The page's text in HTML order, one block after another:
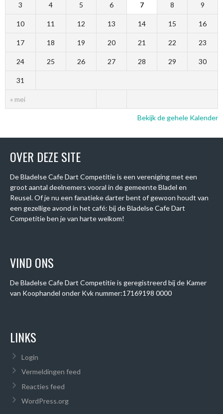
« mei
3 4 5 6 7 8 9
10 11 12 13 14 15 16
17 18 19 20 21 22 23
24 25 26 27 28 29 30
31
Bekijk de gehele Kalender
OVER DEZE SITE
De Bladelse Cafe Dart Competitie is een vereniging met een
groot aantal deelnemers vooral in de gemeente Bladel en
Reusel. Of je nu een fanatieke darter bent of gewoon houdt van
een gezellige avond in het café: bij de Bladelse Cafe Dart
Competitie ben je van harte welkom!
VIND ONS
De Bladelse Cafe Dart Competitie is geregistreerd bij de Kamer
van Koophandel onder Kvk nummer:17169198 0000
LINKS
Login
Vermeldingen feed
Reacties feed
WordPress.org